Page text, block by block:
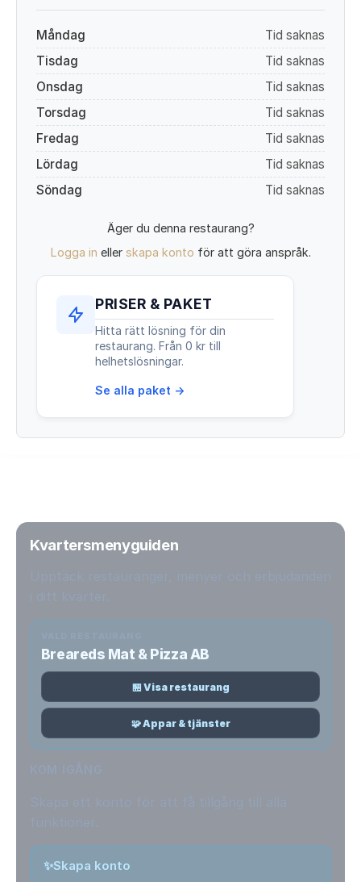
Måndag
Tid saknas
Tisdag
Tid saknas
Onsdag
Tid saknas
Torsdag
Tid saknas
Fredag
Tid saknas
Lördag
Tid saknas
Söndag
Tid saknas
Äger du denna restaurang?
Logga in eller skapa konto för att göra anspråk.
PRISER & PAKET
Hitta rätt lösning för din
restaurang. Från 0 kr till
helhetslösningar.
Se alla paket →
Kvartersmenyguiden
Breareds Mat & Pizza AB
🏪 Visa restaurang
🧩 Appar & tjänster
✨Skapa konto